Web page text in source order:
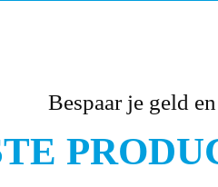
Bespaar je geld